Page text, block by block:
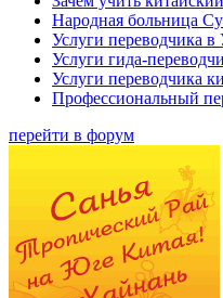
Народная больница
Услуги переводчика
Услуги гида-
Услуги переводчика
Профессиональный
перейти в форум